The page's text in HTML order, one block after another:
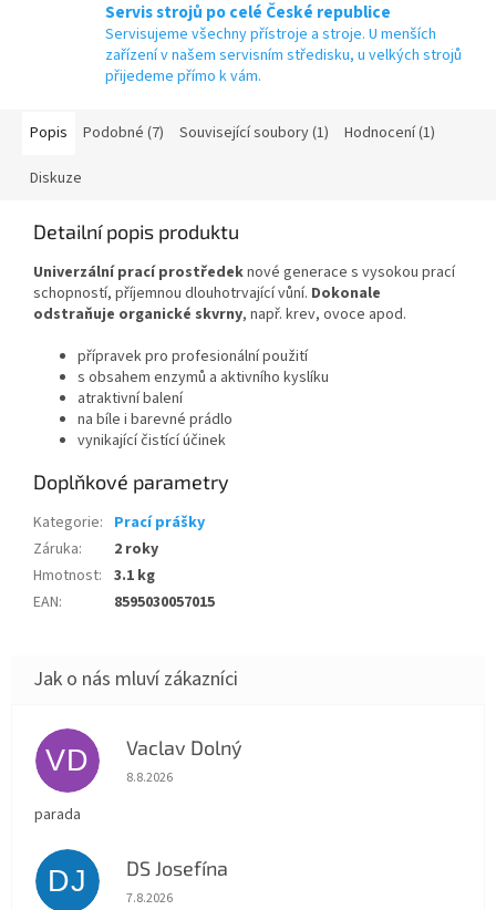
Servis strojů po celé České republice
Servisujeme všechny přístroje a stroje. U menších
zařízení v našem servisním středisku, u velkých strojů
přijedeme přímo k vám.
Popis Podobné (7) Související soubory (1) Hodnocení (1)
Diskuze
Detailní popis produktu
Univerzální prací prostředeknové generace s vysokou prací
schopností, příjemnou dlouhotrvající vůní. Dokonale
odstraňuje organické skvrny, např. krev, ovoce apod.
přípravek pro profesionální použití
s obsahem enzymů a aktivního kyslíku
atraktivní balení
na bíle i barevné prádlo
vynikající čistící účinek
Doplňkové parametry
Kategorie: Prací prášky
Záruka:
2 roky
Hmotnost: 3.1 kg
EAN: 8595030057015
VD Vaclav Dolný
Hodnocení obchodu je 5 z 5 hvězdiček.
8.8.2026
parada
DJ DS Josefína
Hodnocení obchodu je 5 z 5 hvězdiček.
7.8.2026